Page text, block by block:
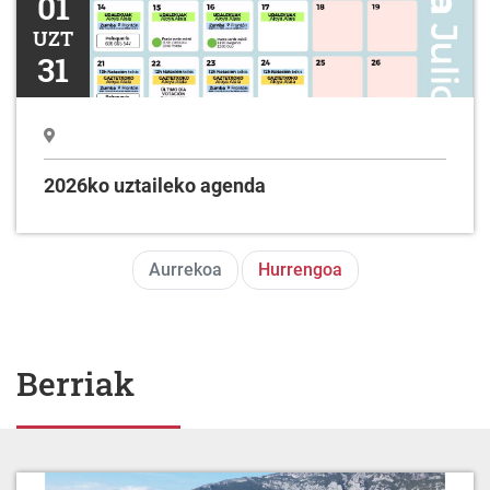
UZT
31
2026ko uztaileko agenda
Aurrekoa Hurrengoa
Berriak